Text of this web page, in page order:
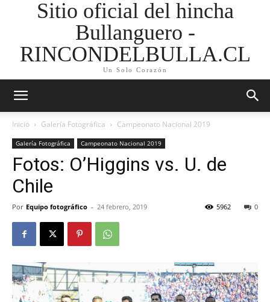
Sitio oficial del hincha
Bullanguero -
RINCONDELBULLA.CL
Un Solo Corazón
Inicio Galería Fotográfica Campeonato Nacional 2019
Galería Fotográfica Campeonato Nacional 2019
Fotos: O’Higgins vs. U. de
Chile
Por Equipo fotográfico - 24 febrero, 2019 0
5962